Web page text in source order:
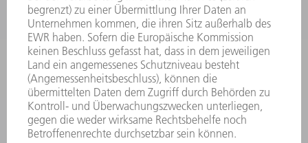
ELEKTROWERKZEUGE
SMART FACTORY
SOFTWARE
SERVICES
ANWENDUNGEN
BRANCHEN
UNTERNEHMEN
KARRIERE
STELLENANGEBOTE
UNTERNEHMENSPROFIL